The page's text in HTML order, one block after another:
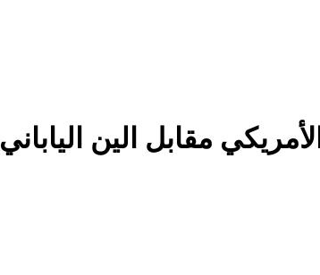
الأمريكي مقابل الين الياباني